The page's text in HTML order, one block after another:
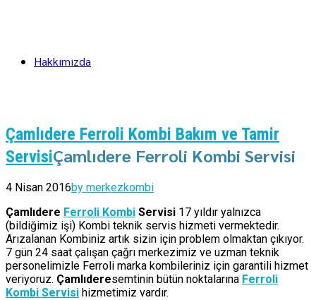
Hakkımızda
Çamlıdere Ferroli Kombi Bakım ve Tamir
ServisiÇamlıdere Ferroli Kombi Servisi
4 Nisan 2016by merkezkombi
Çamlıdere Ferroli Kombi Servisi 17 yıldır yalnızca
(bildiğimiz işi) Kombi teknik servis hizmeti vermektedir.
Arızalanan Kombiniz artık sizin için problem olmaktan çıkıyor.
7 gün 24 saat çalışan çağrı merkezimiz ve uzman teknik
personelimizle Ferroli marka kombileriniz için garantili hizmet
veriyoruz. Çamlıderesemtinin bütün noktalarına Ferroli
Kombi Servisi hizmetimiz vardır.